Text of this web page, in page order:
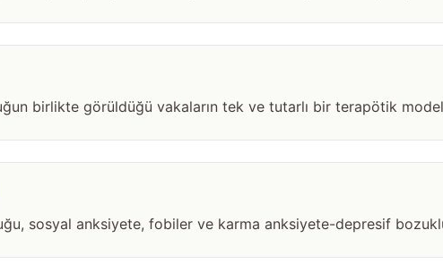
birlikte görüldüğü vakaların tek ve tutarlı bir terapötik
sosyal anksiyete, fobiler ve karma anksiyete-depresif